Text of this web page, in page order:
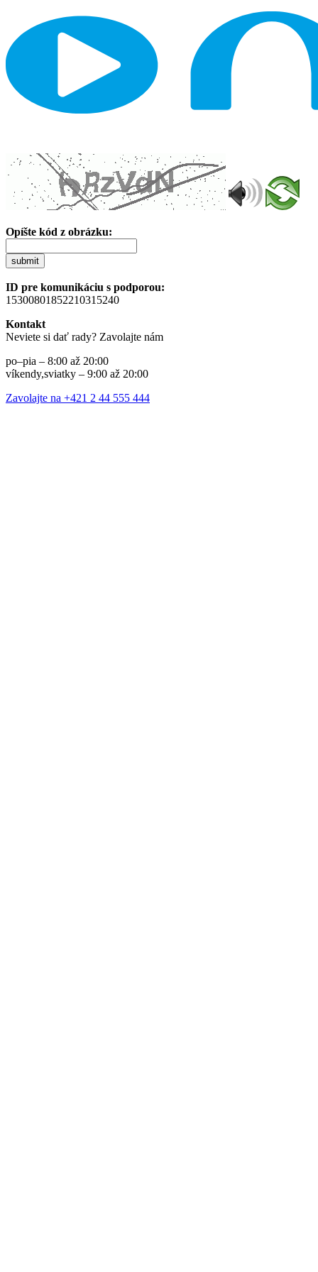
Opíšte kód z obrázku:
submit
ID pre komunikáciu s podporou:
15300801852210315240
Kontakt
Neviete si dať rady? Zavolajte nám
po–pia – 8:00 až 20:00
víkendy,sviatky – 9:00 až 20:00
Zavolajte na +421 2 44 555 444